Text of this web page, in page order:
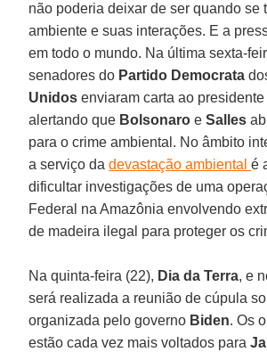
não poderia deixar de ser quando se
ambiente e suas interações. E a
em todo o mundo. Na última sexta-
senadores do Partido Democrata
Unidos enviaram carta ao
alertando que Bolsonaro eSalles
para o crime ambiental. No âmbito
a serviço dadevastação ambientalé
dificultar investigações de uma
Federal na Amazônia envolvendo
de madeira ilegal para proteger os
Na quinta-feira (22), Dia da Terra, e
será realizada a reunião de cúpula
organizada pelo governo Biden. Os
estão cada vez mais voltados para